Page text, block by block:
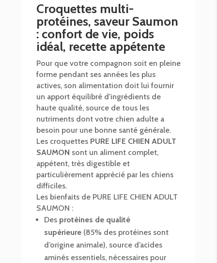
Croquettes multi-
protéines, saveur Saumon
: confort de vie, poids
idéal, recette appétente
Pour que votre compagnon soit en pleine
forme pendant ses années les plus
actives, son alimentation doit lui fournir
un apport équilibré d'ingrédients de
haute qualité, source de tous les
nutriments dont votre chien adulte a
besoin pour une bonne santé générale.
Les croquettes PURE LIFE CHIEN ADULT
SAUMON sont un aliment complet,
appétent, très digestible et
particulièrement apprécié par les chiens
difficiles.
Les bienfaits de PURE LIFE CHIEN ADULT
SAUMON :
Desprotéines de qualité
supérieure(85% des protéines sont
d’origine animale), source d’acides
aminés essentiels, nécessaires pour